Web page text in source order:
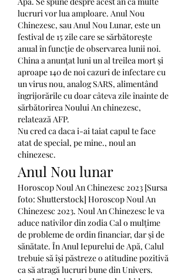
lucruri vor lua amploare. Anul Nou
Chinezesc, sau Anul Nou Lunar, este un
festival de 15 zile care se sărbătorește
anual în funcție de observarea lunii noi.
China a anunţat luni un al treilea mort şi
aproape 140 de noi cazuri de infectare cu
un virus nou, analog SARS, alimentând
îngrijorările cu doar câteva zile înainte de
sărbătorirea Noului An chinezesc,
relatează AFP.
Nu cred ca daca i-ai taiat capul te face
atat de special, pe mine., noul an
chinezesc.
Anul Nou lunar
Horoscop Noul An Chinezesc 2023 [Sursa
foto: Shutterstock] Horoscop Noul An
Chinezesc 2023. Noul An Chinezesc le va
aduce nativilor din zodia Cal o mulțime
de probleme de ordin financiar, dar și de
sănătate. În Anul Iepurelui de Apă, Calul
trebuie să își păstreze o atitudine pozitivă
ca să atragă lucruri bune din Univers.